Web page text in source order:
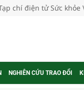
chí điện tử Sức khỏe
NGHIÊN CỨU TRAO ĐỔI